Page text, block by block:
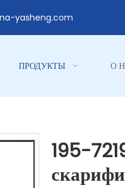
yasheng.com
ПРОДУКТЫ О
195-